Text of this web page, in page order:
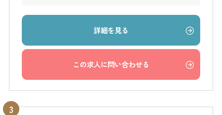
詳細を見る
この求人に問い合わせる